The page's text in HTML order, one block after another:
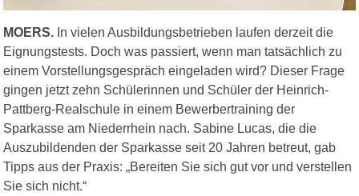
MOERS. In vielen Ausbildungsbetrieben laufen derzeit die
Eignungstests. Doch was passiert, wenn man tatsächlich zu
einem Vorstellungsgespräch eingeladen wird? Dieser Frage
gingen jetzt zehn Schülerinnen und Schüler der Heinrich-
Pattberg-Realschule in einem Bewerbertraining der
Sparkasse am Niederrhein nach. Sabine Lucas, die die
Auszubildenden der Sparkasse seit 20 Jahren betreut, gab
Tipps aus der Praxis: „Bereiten Sie sich gut vor und verstellen
Sie sich nicht.“